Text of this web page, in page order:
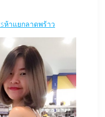
ห้าแยกลาดพร้าว